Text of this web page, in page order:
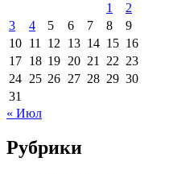
1
2
3
4 5 6 7 8
9
10 11 12 13 14 15 16
17 18 19 20 21 22 23
24 25 26 27 28 29 30
31
« Июл
Рубрики